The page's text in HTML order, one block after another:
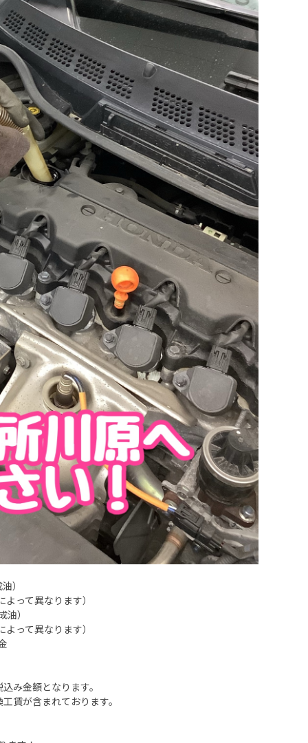
）
って異なります）
）
って異なります）
み金額となります。
賃が含まれております。